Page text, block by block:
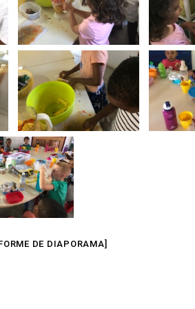
DE DIAPORAMA]